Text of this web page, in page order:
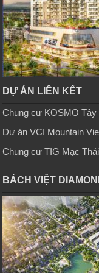
DỰ ÁN LIÊN KẾT
Chung cư KOSMO Tây
Dự án VCI Mountain
Chung cư TIG Mạc
BÁCH VIỆT